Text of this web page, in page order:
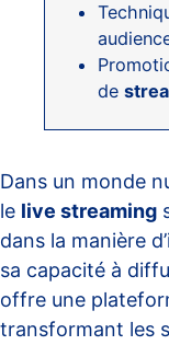
de
Dans un monde
le live streaming
dans la manière
sa capacité à
offre une
transformant les